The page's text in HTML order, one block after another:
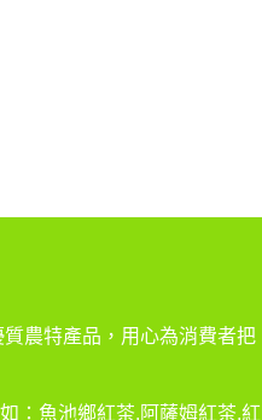
農特產品，用心為消費者把
：魚池鄉紅茶,阿薩姆紅茶,紅